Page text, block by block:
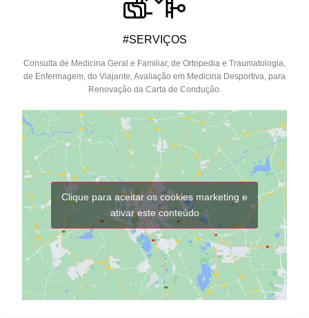
#SERVIÇOS
Consulta de Medicina Geral e Familiar, de Ortopedia e Traumatologia,
de Enfermagem, do Viajante, Avaliação em Medicina Desportiva, para
Renovação da Carta de Condução.
Clique para aceitar os cookies marketing e
ativar este conteúdo